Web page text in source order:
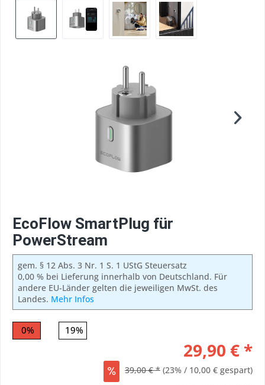
EcoFlow SmartPlug für
PowerStream
gem. § 12 Abs. 3 Nr. 1 S. 1 UStG Steuersatz
0,00 % bei Lieferung innerhalb von Deutschland. Für
andere EU-Länder gelten die jeweiligen MwSt. des
Landes. Mehr Infos
0% 19%
29,90 € *
39,00 € * (23% / 10,00 € gespart)